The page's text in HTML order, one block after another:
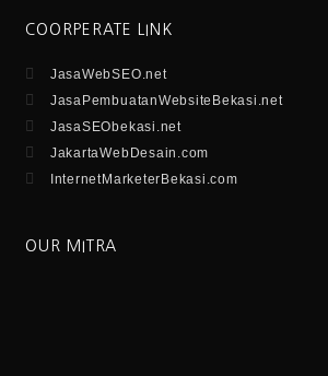
COORPERATE LINK
JasaWebSEO.net
JasaPembuatanWebsiteBekasi.net
JasaSEObekasi.net
JakartaWebDesain.com
InternetMarketerBekasi.com
OUR MITRA